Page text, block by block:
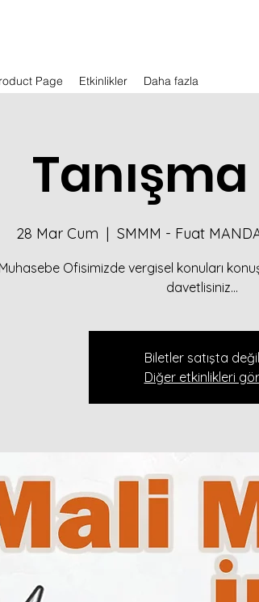
Page Etkinlikler Daha fazla
Tanışma
28 Mar Cum
  |
SMMM - Fuat
Muhasebe Ofisimizde vergisel konuları
davetlisiniz...
Biletler satışta değil
Diğer etkinlikleri gör